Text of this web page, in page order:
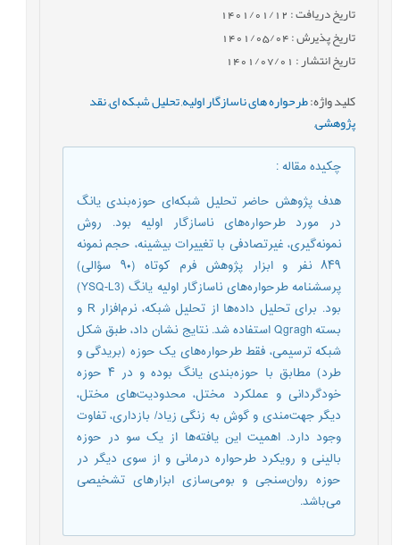
تاریخ دریافت : 1401/01/12
تاریخ پذیرش : 1401/05/04
تاریخ انتشار : 1401/07/01
کلید واژه:طرحواره های ناسازگار اولیه,تحلیل شبکه ای,نقد
پژوهشی,
چکیده مقاله:
هدف پژوهش حاضر تحلیل شبکه‌ای حوزه‌بندی یانگ
در مورد طرحواره‌های ناسازگار اولیه بود. روش
نمونه‌‌گیری، غیرتصادفی با تغییرات بیشینه، حجم نمونه
۸۴۹ نفر و ابزار پژوهش فرم کوتاه (۹۰ سؤالی)
پرسشنامه طرحواره‌های ناسازگار اولیه یانگ (YSQ-L3)
بود. برای تحلیل داده‌ها از تحلیل شبکه، نرم‌‌افزار R و
بسته Qgragh استفاده شد. نتایج نشان داد، طبق شکل
شبکه‌ ترسیمی، فقط طرحواره‌های یک حوزه (بریدگی و
طرد) مطابق با حوزه‌بندی یانگ بوده و در ۴ حوزه
خودگردانی و عملکرد مختل، محدودیت‌های مختل،
دیگر جهت‌‌مندی و گوش به زنگی زیاد/ بازداری، تفاوت
وجود دارد. اهمیت این یافته‌ها از یک سو در حوزه‌
بالینی و رویکرد طرحواره درمانی و از سوی دیگر در
حوزه‌ روان‌‌سنجی و بومی‌‌سازی ابزارهای تشخیصی
می‌باشد.